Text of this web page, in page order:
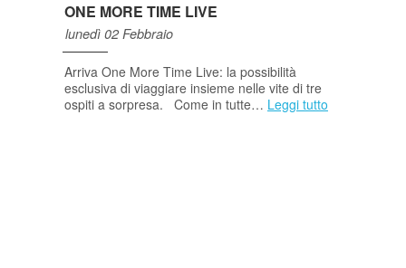
ONE MORE TIME LIVE
lunedì 02 Febbraio
Arriva One More Time Live: la possibilità
esclusiva di viaggiare insieme nelle vite di tre
ospiti a sorpresa. Come in tutte… Leggi tutto